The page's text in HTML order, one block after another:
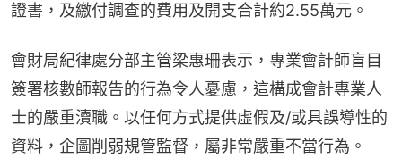
證書，及繳付調查的費用及開支合計約2.55萬元。
會財局紀律處分部主管梁惠珊表示，專業會計師盲目
簽署核數師報告的行為令人憂慮，這構成會計專業人
士的嚴重瀆職。以任何方式提供虛假及/或具誤導性的
資料，企圖削弱規管監督，屬非常嚴重不當行為。